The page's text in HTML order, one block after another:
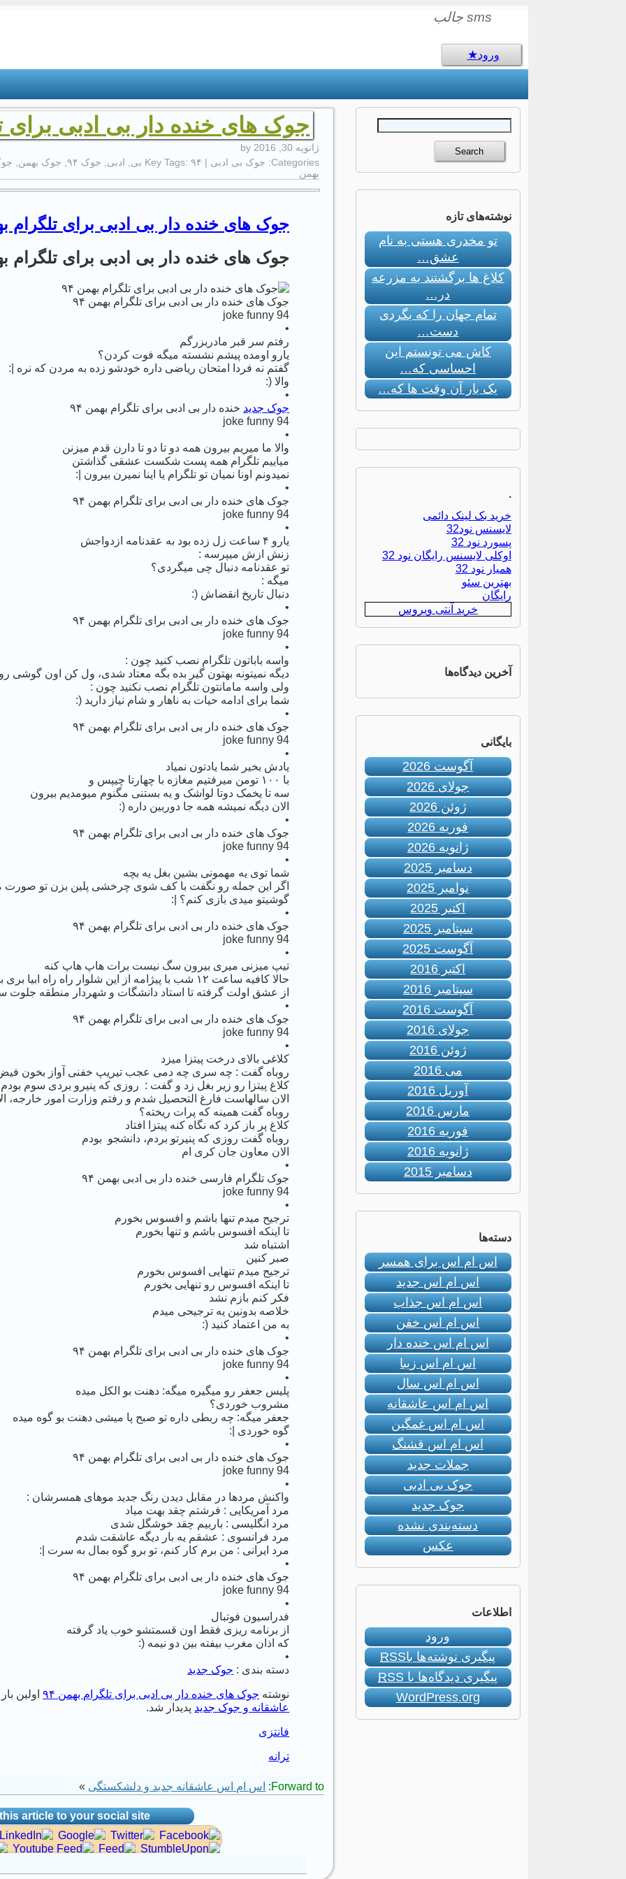
sms جالب
ورود
جوک های خنده دار بی ادبی برای
ژانویه 30, 2016
Categories: جوک بی ادبی | Key Tags: ۹۴ بی ادبی جوک ۹۴ , جوک بهمن
بهمن
جوک های خنده دار بی ادبی برای تلگرام
جوک های خنده دار بی ادبی برای تلگرام
جوک های خنده دار بی ادبی برای تلگرام بهمن ۹۴
joke funny 94
•
رفتم سر قبر مادربزرگم
یارو اومده پیشم نشسته میگه فوت کردن؟
گفتم نه فردا امتحان ریاضی داره خودشو زده به مردن که نره |:
والا (:
•
جوک جدید خنده دار بی ادبی برای تلگرام بهمن ۹۴
joke funny 94
•
والا ما میریم بیرون همه دو تا دو تا دارن قدم میزنن
میاییم تلگرام همه پست شکست عشقی گذاشتن
نمیدونم اونا نمیان تو تلگرام یا اینا نمیرن بیرون |:
•
جوک های خنده دار بی ادبی برای تلگرام بهمن ۹۴
joke funny 94
•
یارو ۴ ساعت زل زده بود به عقدنامه ازدواجش
زنش ازش میپرسه :
تو عقدنامه دنبال چی میگردی؟
میگه :
دنبال تاریخ انقضاش (:
•
جوک های خنده دار بی ادبی برای تلگرام بهمن ۹۴
joke funny 94
•
‏واسه باباتون تلگرام نصب کنید چون :
دیگه نمیتونه بهتون گیر بده بگه معتاد شدی، ول کن اون گوشی
ولی ‏واسه مامانتون تلگرام نصب نکنید چون :
شما برای ادامه حیات به ناهار و شام نیاز دارید (:
•
جوک های خنده دار بی ادبی برای تلگرام بهمن ۹۴
joke funny 94
•
یادش بخیر شما یادتون نمیاد
با ۱۰۰ تومن میرفتیم مغازه با چهارتا چیپس و
سه تا یخمک دوتا لواشک و یه بستنی مگنوم میومدیم بیرون
الان دیگه نمیشه همه جا دوربین داره (:
•
جوک های خنده دار بی ادبی برای تلگرام بهمن ۹۴
joke funny 94
•
شما توی یه مهمونی بشین بغل یه بچه
اگر این جمله رو نگفت با کف شوی چرخشی پلین بزن تو صورت
گوشیتو میدی بازی کنم؟ |:
•
جوک های خنده دار بی ادبی برای تلگرام بهمن ۹۴
joke funny 94
•
تیپ میزنی میری بیرون سگ نیست برات هاپ هاپ کنه
حالا کافیه ساعت ۱۲ شب با پیژامه از این شلوار راه راه ابیا بری بیرون بخوای نوشابه بخری
از عشق اولت گرفته تا استاد دانشگات و شهردار منطقه جلوت
•
جوک های خنده دار بی ادبی برای تلگرام بهمن ۹۴
joke funny 94
•
ﮐﻼﻏﯽ ﺑﺎﻻﯼ ﺩﺭﺧﺖ ﭘﯿﺘﺰﺍ ﻣﯿﺰﺩ
ﺭﻭﺑﺎﻩ ﮔﻔﺖ : چه ﺳﺮﯼ چه ﺩﻣﯽ ﻋﺠﺐ ﺗﯿﺮﯾﭗ ﺧﻔﻨﯽ ﺁﻭﺍﺯ ﺑﺨﻮﻥ
ﮐﻼﻍ ﭘﯿﺘﺰﺍ رو ﺯﯾﺮ ﺑﻐﻞ ﺯﺩ ﻭ ﮔﻔﺖ : ﺭﻭﺯﯼ ﮐﻪ ﭘﻨﯿﺮﻭ ﺑﺮﺩﯼ ﺳﻮﻡ ﺑﻮﺩﻡ
الان سالهاست فارغ التحصیل شدم و رفتم وزارت امور خارجه،
ﺭﻭﺑﺎﻩ ﮔﻔﺖ ﻫﻤﯿﻨﻪ ﮐﻪ ﭘﺮﺍﺕ ﺭﯾﺨﺘﻪ؟
ﮐﻼﻍ ﭘﺮ ﺑﺎﺯ ﮐﺮﺩ ﮐﻪ ﻧﮕﺎﻩ ﮐﻨﻪ ﭘﯿﺘﺰﺍ ﺍﻓﺘﺎﺩ
ﺭﻭﺑﺎﻩ ﮔﻔﺖ ﺭﻭﺯﯼ ﮐﻪ ﭘﻨﯿﺮﺗﻮ ﺑﺮﺩﻡ، دانشجو بودم
ﺍﻻﻥ معاون جان کری ام
•
جوک تلگرام فارسی خنده دار بی ادبی بهمن ۹۴
joke funny 94
•
ترجیح میدم تنها باشم و افسوس بخورم
تا اینکه افسوس باشم و تنها بخورم
اشتباه شد
صبر کنین
ترجیح میدم تنهایی افسوس بخورم
تا اینکه افسوس رو تنهایی بخورم
فکر کنم بازم نشد
خلاصه بدونین یه ترجیحی میدم
به من اعتماد کنید (:
•
جوک های خنده دار بی ادبی برای تلگرام بهمن ۹۴
joke funny 94
•
پلیس جعفر رو میگیره میگه: دهنت بو الکل میده
مشروب خوردی؟
جعفر میگه: چه ربطی داره تو صبح پا میشی دهنت بو گوه میده
گوه خوردی |:
•
جوک های خنده دار بی ادبی برای تلگرام بهمن ۹۴
joke funny 94
•
واکنش مردها در مقابل دیدن رنگ جدید موهای همسرشان :
مرد آمریکایی : فرشتم چقد بهت میاد
مرد انگلیسی : باربیم چقد خوشگل شدی
مرد فرانسوی : عشقم یه بار دیگه عاشقت شدم
مرد ایرانی : من برم کار کنم، تو برو گوه بمال به سرت |:
•
جوک های خنده دار بی ادبی برای تلگرام بهمن ۹۴
joke funny 94
•
فدراسیون فوتبال
از برنامه ریزی فقط اون قسمتشو خوب یاد گرفته
که اذان مغرب بیفته بین دو نیمه (:
•
دسته بندی : جوک جدید
نوشته جوک های خنده دار بی ادبی برای تلگرام بهمن ۹۴
اولین
عاشقانه و جوک جدید پدیدار شد.
فانتزی
ترانه
Forward to: اس ام اس عاشقانه جدید و دلشکستگی »
article to your social site
نوشته‌های تازه
تو مخدری هستی به نام
عشق…
کلاغ ها برگشتند به مزرعه
در…
تمام جهان را که بگردی
دست…
کاش می تونستم این
احساسی که…
یک بار آن وقت ها که…
.
خرید بک لینک دائمی
لایسنس نود32
پسورد نود 32
اوکلی لایسنس رایگان نود 32
همیار نود 32
بهترین سئو
رایگان
خرید آنتی ویروس
آخرین دیدگاه‌ها
بایگانی
آگوست 2026
جولای 2026
ژوئن 2026
فوریه 2026
ژانویه 2026
دسامبر 2025
نوامبر 2025
اکتبر 2025
سپتامبر 2025
آگوست 2025
اکتبر 2016
سپتامبر 2016
آگوست 2016
جولای 2016
ژوئن 2016
می 2016
آوریل 2016
مارس 2016
فوریه 2016
ژانویه 2016
دسامبر 2015
دسته‌ها
اس ام اس برای همسر
اس ام اس جدید
اس ام اس جذاب
اس ام اس خفن
اس ام اس خنده دار
اس ام اس زیبا
اس ام اس سال
اس ام اس عاشقانه
اس ام اس غمگین
اس ام اس قشنگ
جملات جدید
جوک بی ادبی
جوک جدید
دسته‌بندی نشده
عکس
اطلاعات
ورود
پیگیری نوشته‌ها باRSS
پیگیری دیدگاه‌ها باRSS
WordPress.org